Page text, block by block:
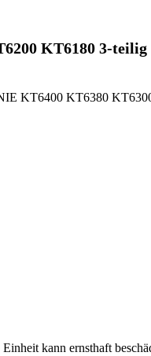
KT6180 3-teilig
KT6400 KT6380
kann ernsthaft